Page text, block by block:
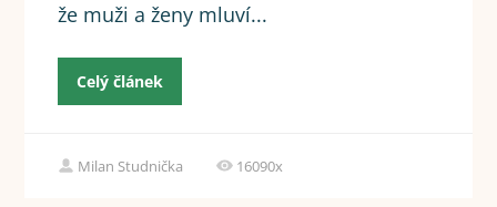
že muži a ženy mluví...
Celý článek
Milan Studnička 16090x